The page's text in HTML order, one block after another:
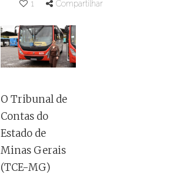
1
Compartilhar
O Tribunal de
Contas do
Estado de
Minas Gerais
(TCE-MG)